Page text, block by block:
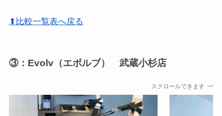
⬆比較一覧表へ戻る
③：Evolv（エボルブ） 武蔵小杉店
スクロールできます